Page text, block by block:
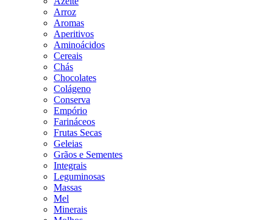
Arroz
Aromas
Aperitivos
Aminoácidos
Cereais
Chás
Chocolates
Colágeno
Conserva
Empório
Farináceos
Frutas Secas
Geleias
Grãos e Sementes
Integrais
Leguminosas
Massas
Mel
Minerais